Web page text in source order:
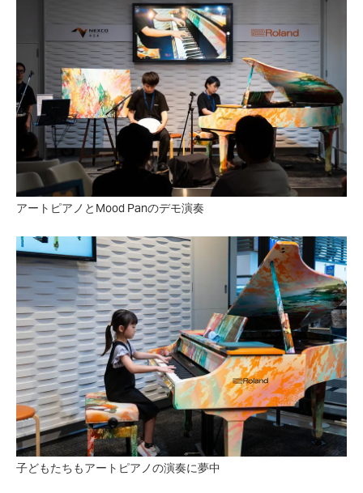
アートピアノとMood Panのデモ演奏
子どもたちもアートピアノの演奏に夢中